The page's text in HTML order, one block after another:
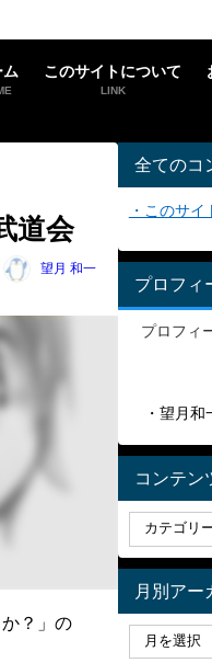
ム このサイトについて
LINK
道会
望月 和一
？」の
全てのコ
・このサイ
プロフィ
プロフィ
・望月和
コンテン
月別アー